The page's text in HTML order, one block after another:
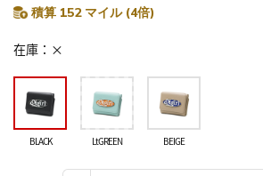
積算 152 マイル (4倍)
在庫 ×
BLACK LtGREEN BEIGE